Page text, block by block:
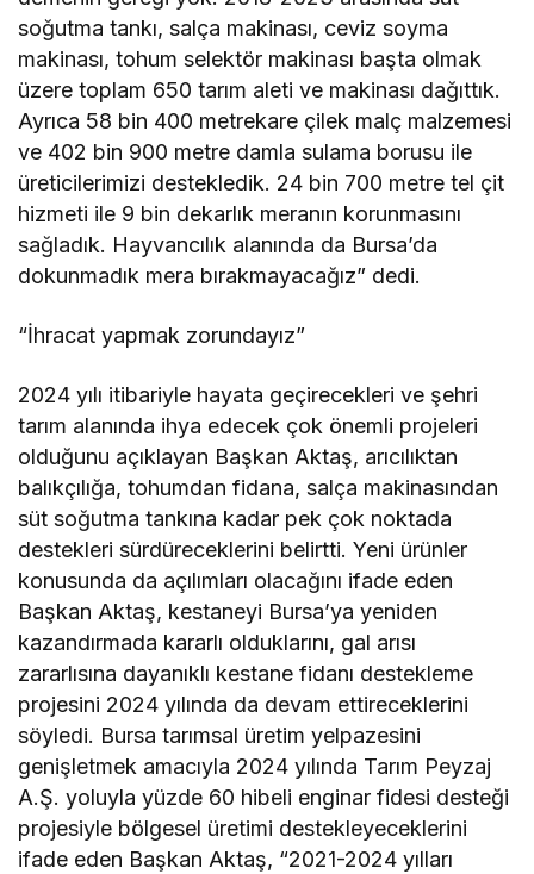
soğutma tankı, salça makinası, ceviz soyma
makinası, tohum selektör makinası başta olmak
üzere toplam 650 tarım aleti ve makinası dağıttık.
Ayrıca 58 bin 400 metrekare çilek malç malzemesi
ve 402 bin 900 metre damla sulama borusu ile
üreticilerimizi destekledik. 24 bin 700 metre tel çit
hizmeti ile 9 bin dekarlık meranın korunmasını
sağladık. Hayvancılık alanında da Bursa’da
dokunmadık mera bırakmayacağız” dedi.
“İhracat yapmak zorundayız”
2024 yılı itibariyle hayata geçirecekleri ve şehri
tarım alanında ihya edecek çok önemli projeleri
olduğunu açıklayan Başkan Aktaş, arıcılıktan
balıkçılığa, tohumdan fidana, salça makinasından
süt soğutma tankına kadar pek çok noktada
destekleri sürdüreceklerini belirtti. Yeni ürünler
konusunda da açılımları olacağını ifade eden
Başkan Aktaş, kestaneyi Bursa’ya yeniden
kazandırmada kararlı olduklarını, gal arısı
zararlısına dayanıklı kestane fidanı destekleme
projesini 2024 yılında da devam ettireceklerini
söyledi. Bursa tarımsal üretim yelpazesini
genişletmek amacıyla 2024 yılında Tarım Peyzaj
A.Ş. yoluyla yüzde 60 hibeli enginar fidesi desteği
projesiyle bölgesel üretimi destekleyeceklerini
ifade eden Başkan Aktaş, “2021-2024 yılları